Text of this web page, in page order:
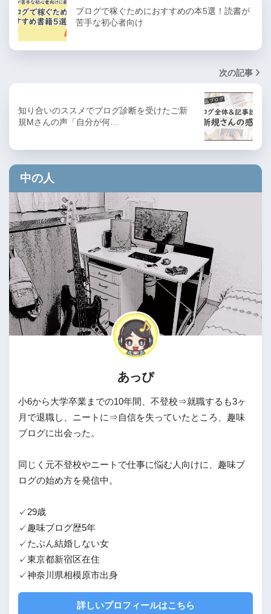
ブログで稼ぐためにおすすめの本5選！読書が
苦手な初心者向け
次の記事
知り合いのススメでブログ診断を受けたご新
規Mさんの声「自分が何…
中の人
あっぴ
小6から大学卒業までの10年間、不登校⇒就職するも3ヶ
月で退職し、ニートに⇒自信を失っていたところ、趣味
ブログに出会った。
同じく元不登校やニートで仕事に悩む人向けに、趣味ブ
ログの始め方を発信中。
✓29歳
✓趣味ブログ歴5年
✓たぶん結婚しない女
✓東京都新宿区在住
✓神奈川県相模原市出身
詳しいプロフィールはこちら